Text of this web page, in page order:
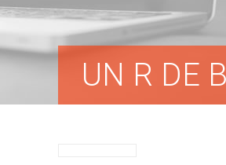
UN R DE